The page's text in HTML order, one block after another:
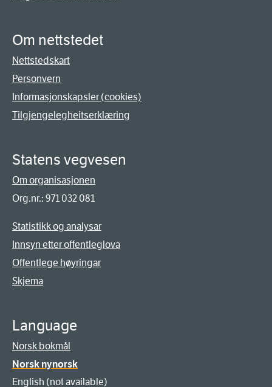
Om nettstedet
Nettstedskart
Personvern
Informasjonskapsler (cookies)
Tilgjengelegheitserklæring
Statens vegvesen
Om organisasjonen
Org.nr.: 971 032 081
Statistikk og analysar
Innsyn etter offentleglova
Offentlege høyringar
Skjema
Language
Norsk bokmål
Norsk nynorsk
English (not available)